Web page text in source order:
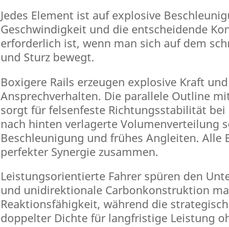
Jedes Element ist auf explosive
Geschwindigkeit und die entscheidende
erforderlich ist, wenn man sich auf dem
und Sturz bewegt.
Boxigere Rails erzeugen explosive Kraft
Ansprechverhalten. Die parallele Outline
sorgt für felsenfeste Richtungsstabilität
nach hinten verlagerte Volumenverteilung
Beschleunigung und frühes Angleiten. Alle
perfekter Synergie zusammen.
Leistungsorientierte Fahrer spüren den
und unidirektionale Carbonkonstruktion
Reaktionsfähigkeit, während die
doppelter Dichte für langfristige Leistung